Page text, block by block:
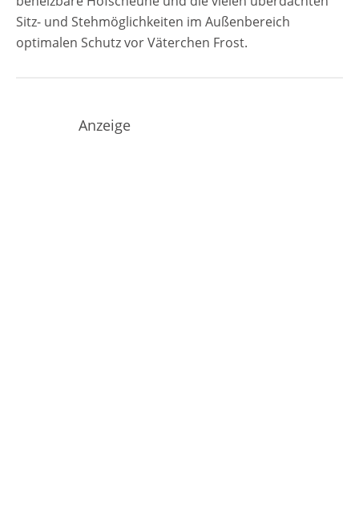
Sitz- und Stehmöglichkeiten im Außenbereich
optimalen Schutz vor Väterchen Frost.
Anzeige